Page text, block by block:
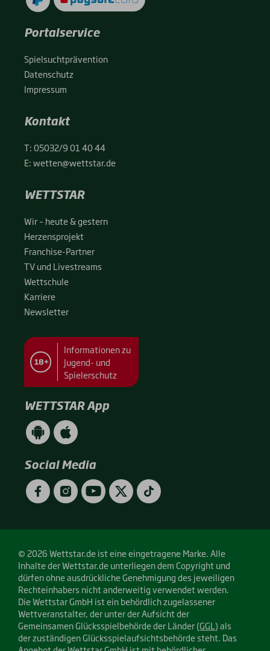
Portalservice
Spiel­sucht­prä­ven­ti­on
Daten­schutz
Impres­sum
Kontakt
T:05032/9 01 40 44
E:wetten@wettstar.de
WETTSTAR
Wir – heu­te & ges­tern
Her­zens­pro­jekt
Fran­chise-Par­t­­ner
TV und Live­streams
Wett­schu­le
Kar­rie­re
News­let­ter
18+
Informationen zu
Jugend- und
Spielerschutz
WETTSTAR App
WETTSTAR
App
(Android
/
Google
Play)
WETTSTAR
App
(Apple
/
App
Store)
Social Media
FacebookInstagramYouTubeTwitterTikTok
© 2026 Wettstar.de ist eine eingetragene Marke. Alle
Inhalte der Wettstar.de unterliegen dem Copyright und
dürfen ohne ausdrückliche Genehmigung des jeweiligen
Rechteinhabers nicht anderweitig verwendet werden.
Die Wettstar GmbH ist ein behördlich zugelassener
Wettveranstalter, der unter der Aufsicht der
Gemeinsamen Glücksspielbehörde der Länder (GGL ) als
der zuständigen Glücksspielaufsichtsbehörde steht. Das